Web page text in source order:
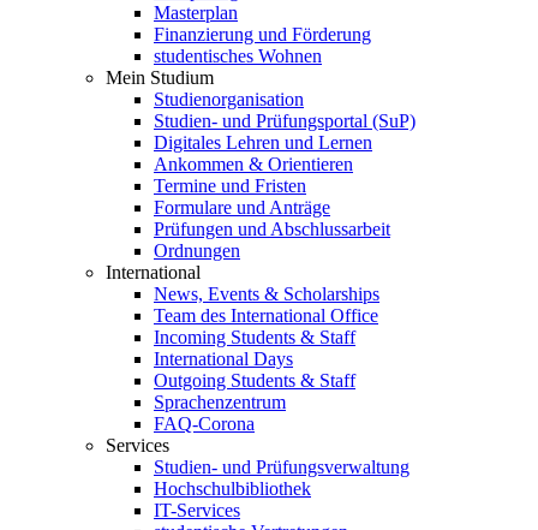
Masterplan
Finanzierung und Förderung
studentisches Wohnen
Mein Studium
Studienorganisation
Studien- und Prüfungsportal (SuP)
Digitales Lehren und Lernen
Ankommen & Orientieren
Termine und Fristen
Formulare und Anträge
Prüfungen und Abschlussarbeit
Ordnungen
International
News, Events & Scholarships
Team des International Office
Incoming Students & Staff
International Days
Outgoing Students & Staff
Sprachenzentrum
FAQ-Corona
Services
Studien- und Prüfungsverwaltung
Hochschulbibliothek
IT-Services